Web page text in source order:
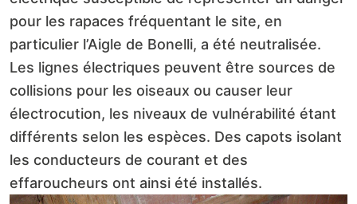
pour les rapaces fréquentant le site, en
particulier l’Aigle de Bonelli, a été neutralisée.
Les lignes électriques peuvent être sources de
collisions pour les oiseaux ou causer leur
électrocution, les niveaux de vulnérabilité étant
différents selon les espèces. Des capots isolant
les conducteurs de courant et des
effaroucheurs ont ainsi été installés.